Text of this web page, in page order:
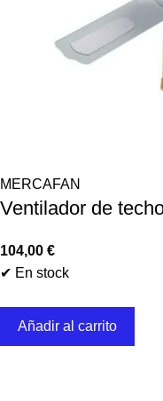
MERCAFAN
Ventilador de
104,00 €
✔ En stock
Añadir al carrito